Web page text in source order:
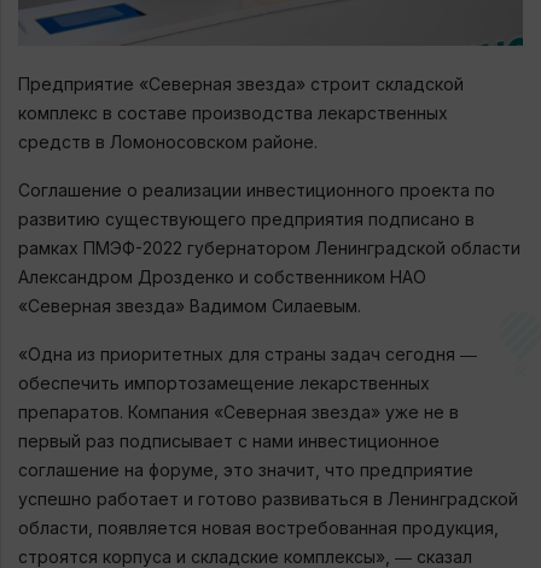
Предприятие «Северная звезда» строит складской
комплекс в составе производства лекарственных
средств в Ломоносовском районе.
Соглашение о реализации инвестиционного проекта по
развитию существующего предприятия подписано в
рамках ПМЭФ-2022 губернатором Ленинградской области
Александром Дрозденко и собственником НАО
«Северная звезда» Вадимом Силаевым.
«Одна из приоритетных для страны задач сегодня ―
обеспечить импортозамещение лекарственных
препаратов. Компания «Северная звезда» уже не в
первый раз подписывает с нами инвестиционное
соглашение на форуме, это значит, что предприятие
успешно работает и готово развиваться в Ленинградской
области, появляется новая востребованная продукция,
строятся корпуса и складские комплексы», ― сказал